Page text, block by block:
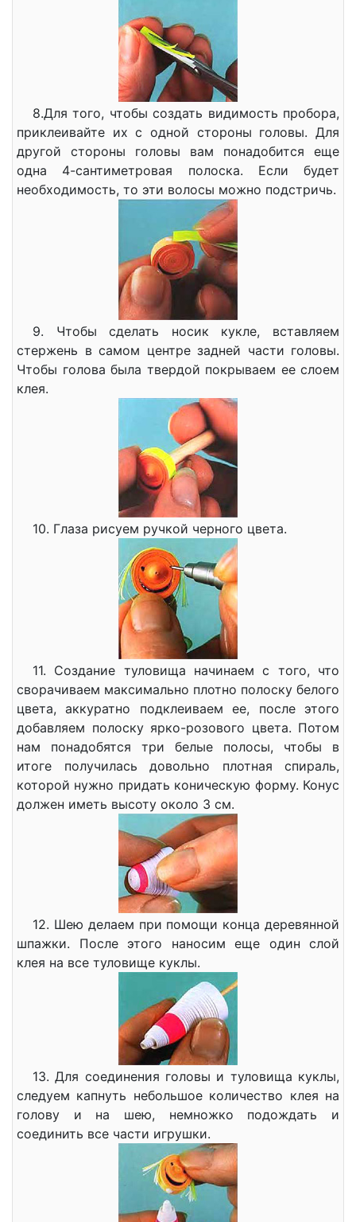
8.Для того, чтобы создать видимость пробора,
приклеивайте их с одной стороны головы. Для
другой стороны головы вам понадобится еще
одна 4-сантиметровая полоска. Если будет
необходимость, то эти волосы можно подстричь.
9. Чтобы сделать носик кукле, вставляем
стержень в самом центре задней части головы.
Чтобы голова была твердой покрываем ее слоем
клея.
10. Глаза рисуем ручкой черного цвета.
11. Создание туловища начинаем с того, что
сворачиваем максимально плотно полоску белого
цвета, аккуратно подклеиваем ее, после этого
добавляем полоску ярко-розового цвета. Потом
нам понадобятся три белые полосы, чтобы в
итоге получилась довольно плотная спираль,
которой нужно придать коническую форму. Конус
должен иметь высоту около 3 см.
12. Шею делаем при помощи конца деревянной
шпажки. После этого наносим еще один слой
клея на все туловище куклы.
13. Для соединения головы и туловища куклы,
следуем капнуть небольшое количество клея на
голову и на шею, немножко подождать и
соединить все части игрушки.